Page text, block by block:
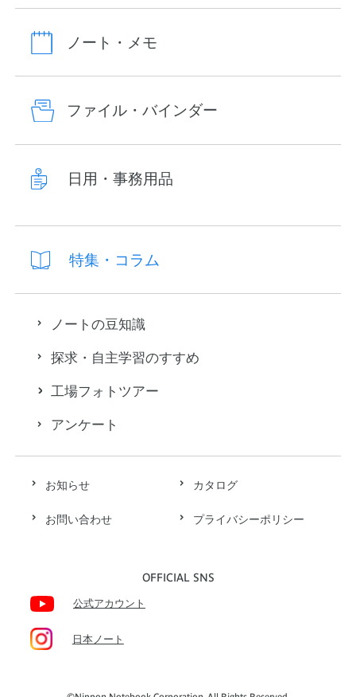
お知らせ カタログ
お問い合わせ プライバシーポリシー
OFFICIAL SNS
公式アカウント
日本ノート
ノート・メモ
ファイル・バインダー
日用・事務用品
特集・コラム
ノートの豆知識
探求・自主学習のすすめ
工場フォトツアー
アンケート